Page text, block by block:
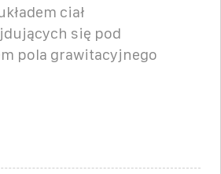
ciał
się pod
pola grawitacyjnego